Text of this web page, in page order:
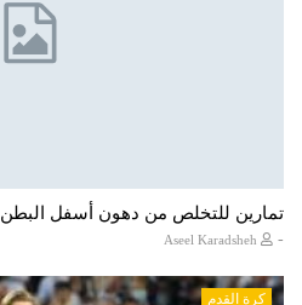
تمارين للتخلص من دهون أسفل البطن
-
كرة القدم